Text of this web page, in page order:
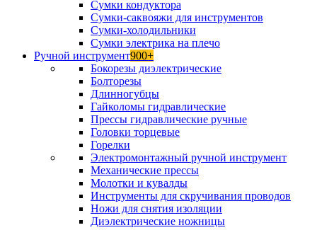
Сумки кондуктора
Сумки-саквояжи для инструментов
Сумки-холодильники
Сумки электрика на плечо
Ручной инструмент900+
Бокорезы диэлектрические
Болторезы
Длинногубцы
Гайколомы гидравлические
Прессы гидравлические ручные
Головки торцевые
Горелки
Электромонтажный ручной инструмент
Механические прессы
Молотки и кувалды
Инструменты для скручивания проводов
Ножи для снятия изоляции
Диэлектрические ножницы